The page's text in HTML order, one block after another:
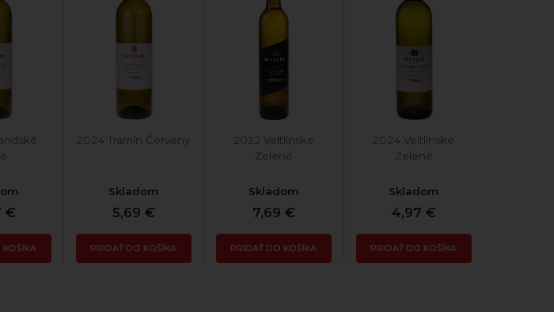
€
KOŠÍKA
2024 Tramín Červený
Skladom
5,69 €
PRIDAŤ DO KOŠÍKA
2022 Veltlínske
Zelené
Skladom
7,69 €
PRIDAŤ DO KOŠÍKA
2024 Veltlínske
Zelené
Skladom
4,97 €
PRIDAŤ DO KOŠÍKA